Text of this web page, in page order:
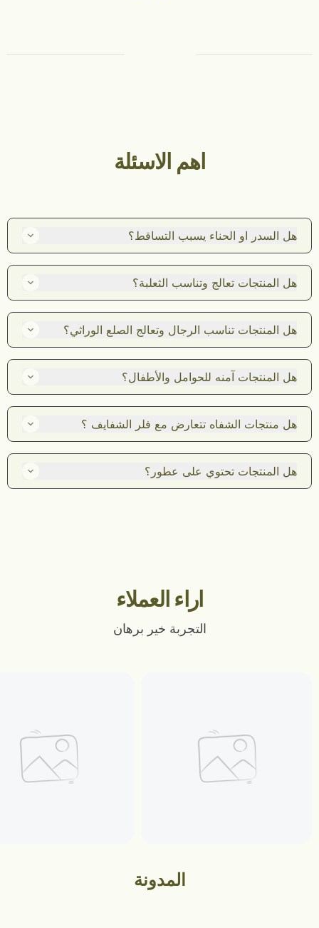
اهم الاسئلة
هل السدر او الحناء يسبب التساقط؟
هل المنتجات تعالج وتناسب الثعلبة؟
هل المنتجات تناسب الرجال وتعالج الصلع الوراثي؟
هل المنتجات آمنه للحوامل والأطفال؟
هل منتجات الشفاه تتعارض مع فلر الشفايف ؟
هل المنتجات تحتوي على عطور؟
اراء العملاء
التجربة خير برهان
المدونة